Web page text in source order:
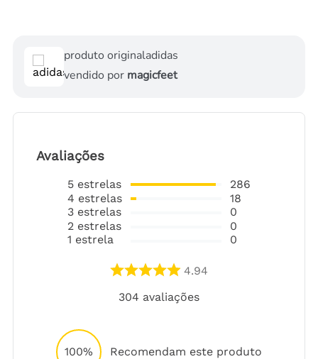
produto originaladidas
vendido por magicfeet
Avaliações
5 estrelas
4 estrelas
3 estrelas
2 estrelas
1 estrela
286
18
0
0
0
4.94
304 avaliações
100% Recomendam este produto